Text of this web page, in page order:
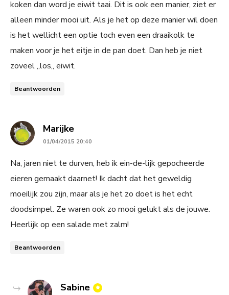
koken dan word je eiwit taai. Dit is ook een manier, ziet er
alleen minder mooi uit. Als je het op deze manier wil doen
is het wellicht een optie toch even een draaikolk te
maken voor je het eitje in de pan doet. Dan heb je niet
zoveel ,,los,, eiwit.
Beantwoorden
Marijkesays:
01/04/2015 20:40
Na, jaren niet te durven, heb ik ein-de-lijk gepocheerde
eieren gemaakt daarnet! Ik dacht dat het geweldig
moeilijk zou zijn, maar als je het zo doet is het echt
doodsimpel. Ze waren ook zo mooi gelukt als de jouwe.
Heerlijk op een salade met zalm!
Beantwoorden
Sabine says: